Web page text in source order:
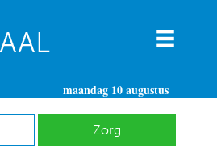
maandag 10 augustus
Zorg